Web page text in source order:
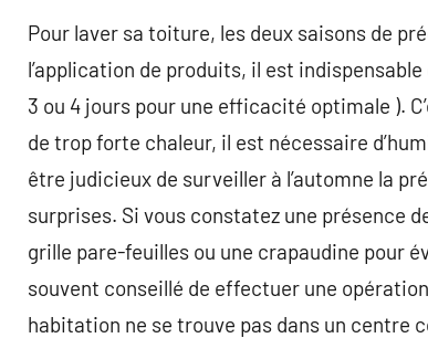
Pour laver sa toiture, les deux saisons de
l’application de produits, il est
3 ou 4 jours pour une efficacité optimale ).
de trop forte chaleur, il est nécessaire
être judicieux de surveiller à l’automne la
surprises. Si vous constatez une présence
grille pare-feuilles ou une crapaudine pour
souvent conseillé de effectuer une
habitation ne se trouve pas dans un centre